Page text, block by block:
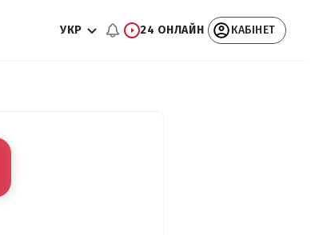
УКР 24 ОНЛАЙН КАБІНЕТ